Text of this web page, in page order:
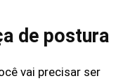
de postura
vai precisar ser